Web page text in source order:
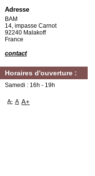
Adresse
BAM
14, impasse Carnot
92240 Malakoff
France
contact
Horaires d'ouverture :
Samedi : 16h - 19h
A- A A+